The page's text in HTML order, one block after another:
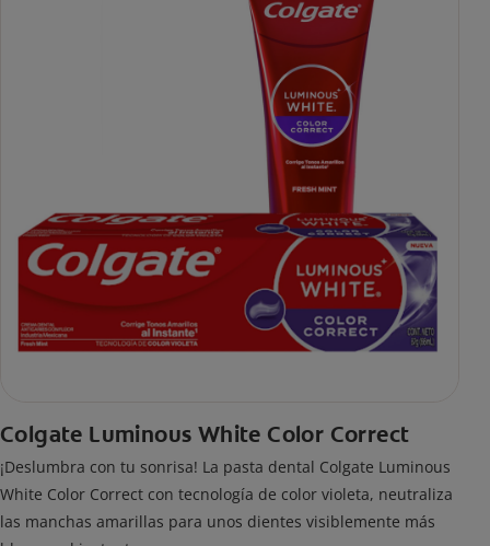
Colgate Luminous White Color Correct
¡Deslumbra con tu sonrisa! La pasta dental Colgate Luminous
White Color Correct con tecnología de color violeta, neutraliza
las manchas amarillas para unos dientes visiblemente más